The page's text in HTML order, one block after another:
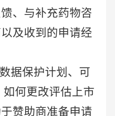
、与补充药物咨
及收到的申请经
据保护计划、可
何更改评估上市
赞助商准备申请